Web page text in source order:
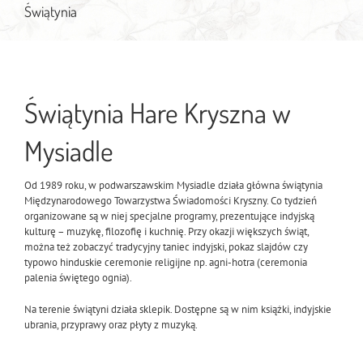
Świątynia
Świątynia Hare Kryszna w
Mysiadle
Od 1989 roku, w podwarszawskim Mysiadle działa główna świątynia
Międzynarodowego Towarzystwa Świadomości Kryszny. Co tydzień
organizowane są w niej specjalne programy, prezentujące indyjską
kulturę – muzykę, filozofię i kuchnię. Przy okazji większych świąt,
można też zobaczyć tradycyjny taniec indyjski, pokaz slajdów czy
typowo hinduskie ceremonie religijne np. agni-hotra (ceremonia
palenia świętego ognia).
Na terenie świątyni działa sklepik. Dostępne są w nim książki, indyjskie
ubrania, przyprawy oraz płyty z muzyką.